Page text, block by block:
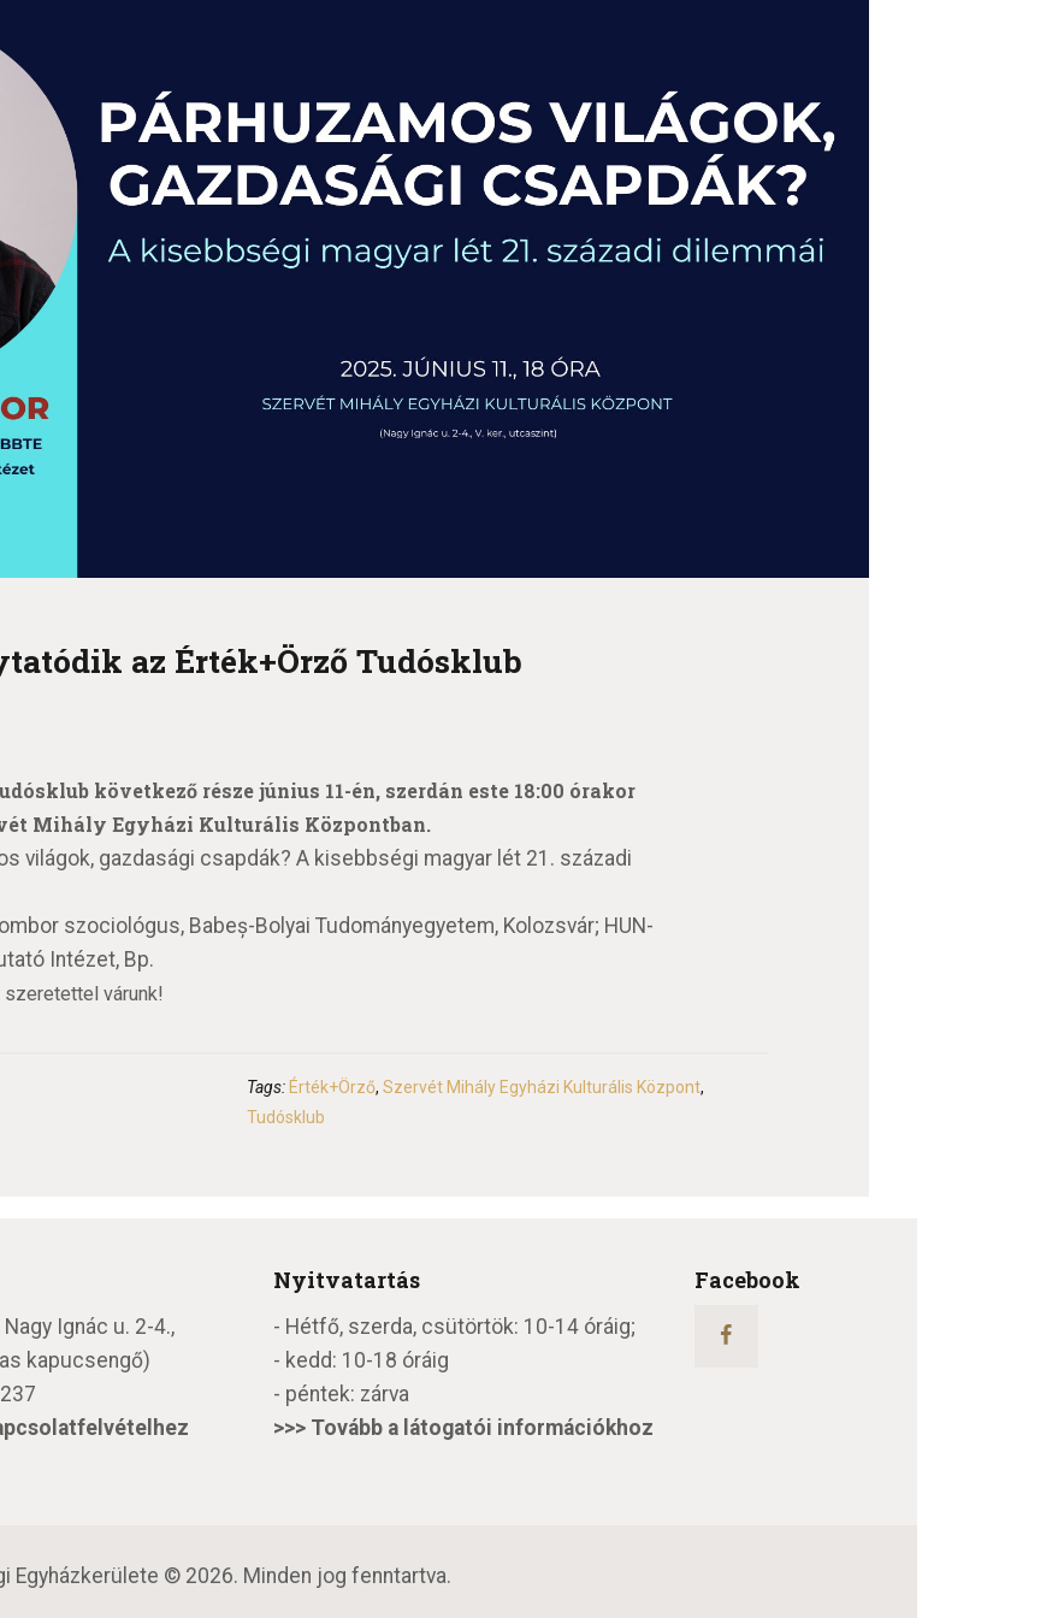
ENGLISH
az Érték+Örző Tudósklub
következő része június 11-én, szerdán este 18:00 órakor
Mihály Egyházi Kulturális Központban.
világok, gazdasági csapdák? A kisebbségi magyar lét 21. századi
szociológus, Babeș-Bolyai Tudományegyetem, Kolozsvár; HUN-
Intézet, Bp.
várunk!
Tags: Érték+Örző, Szervét Mihály Egyházi Kulturális Központ,
Tudósklub
Ignác u. 2-4.,
kapucsengő)
Nyitvatartás
- Hétfő, szerda, csütörtök: 10-14 óráig;
- kedd: 10-18 óráig
- péntek: zárva
>>> Tovább a látogatói információkhoz
Facebook
Egyházkerülete © 2026. Minden jog fenntartva.